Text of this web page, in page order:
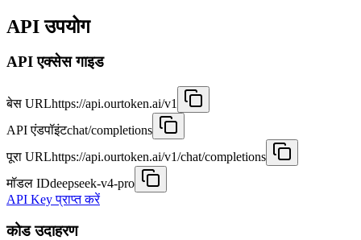
API उपयोग
API एक्सेस गाइड
बेस URLhttps://api.ourtoken.ai/v1
API एंडपॉइंटchat/completions
पूरा URLhttps://api.ourtoken.ai/v1/chat/completions
मॉडल IDdeepseek-v4-pro
API Key प्राप्त करें
कोड उदाहरण